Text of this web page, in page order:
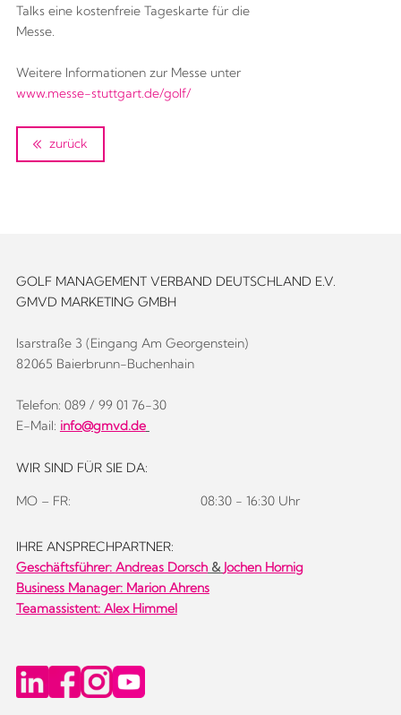
Talks eine kostenfreie Tageskarte für die
Messe.
Weitere Informationen zur Messe unter
www.messe-stuttgart.de/golf/
zurück
GOLF MANAGEMENT VERBAND DEUTSCHLAND E.V.
GMVD MARKETING GMBH
Isarstraße 3 (Eingang Am Georgenstein)
82065 Baierbrunn-Buchenhain
Telefon: 089 / 99 01 76-30
E-Mail: info@gmvd.de
WIR SIND FÜR SIE DA:
MO – FR: 08:30 - 16:30 Uhr
IHRE ANSPRECHPARTNER:
Geschäftsführer: Andreas Dorsch& Jochen Hornig
Business Manager: Marion Ahrens
Teamassistent: Alex Himmel